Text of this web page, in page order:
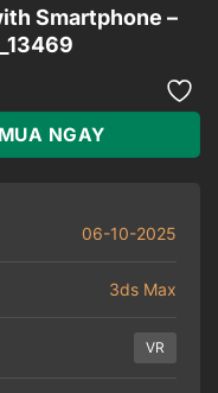
Smartphone –
MUA NGAY
06-10-2025
3ds Max
VR